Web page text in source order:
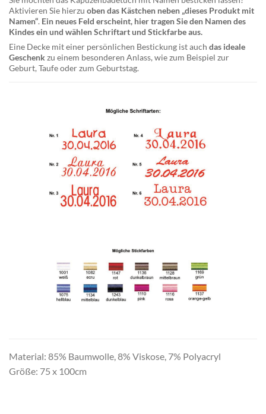
Aktivieren Sie hierzu oben das Kästchen neben „dieses Produkt mit
Namen“. Ein neues Feld erscheint, hier tragen Sie den Namen des
Kindes ein und wählen Schriftart und Stickfarbe aus.
Eine Decke mit einer persönlichen Bestickung ist auch das ideale
Geschenk zu einem besonderen Anlass, wie zum Beispiel zur
Geburt, Taufe oder zum Geburtstag.
Material: 85% Baumwolle, 8% Viskose, 7% Polyacryl
Größe: 75 x 100cm